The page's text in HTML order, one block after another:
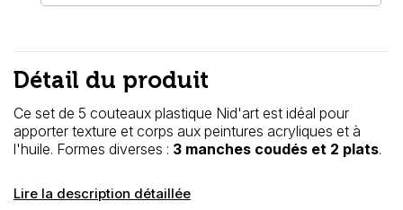
Détail du produit
Ce set de 5 couteaux plastique Nid'art est idéal pour
apporter texture et corps aux peintures acryliques et à
l'huile. Formes diverses : 3 manches coudés et 2 plats.
Lire la description détaillée